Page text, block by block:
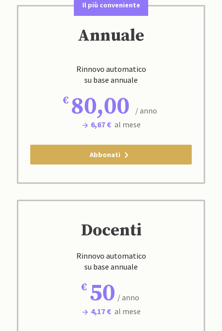
Il più conveniente
Annuale
Rinnovo automatico
su base annuale
80,00
/ anno
6,67 € al mese
Abbonati
Docenti
Rinnovo automatico
su base annuale
50 / anno
4,17 € al mese